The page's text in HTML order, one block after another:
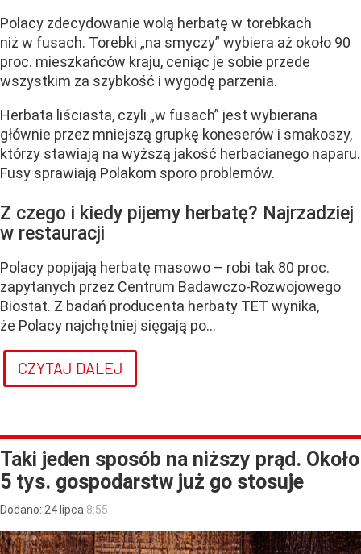
Polacy zdecydowanie wolą herbatę w torebkach
niż w fusach. Torebki „na smyczy” wybiera aż około 90
proc. mieszkańców kraju, ceniąc je sobie przede
wszystkim za szybkość i wygodę parzenia.
Herbata liściasta, czyli „w fusach” jest wybierana
głównie przez mniejszą grupkę koneserów i smakoszy,
którzy stawiają na wyższą jakość herbacianego naparu.
Fusy sprawiają Polakom sporo problemów.
Z czego i kiedy pijemy herbatę? Najrzadziej
w restauracji
Polacy popijają herbatę masowo – robi tak 80 proc.
zapytanych przez Centrum Badawczo-Rozwojowego
Biostat. Z badań producenta herbaty TET wynika,
że Polacy najchętniej sięgają po...
CZYTAJ DALEJ
Taki jeden sposób na niższy prąd. Około
5 tys. gospodarstw już go stosuje
Dodano: 24 lipca 8:55